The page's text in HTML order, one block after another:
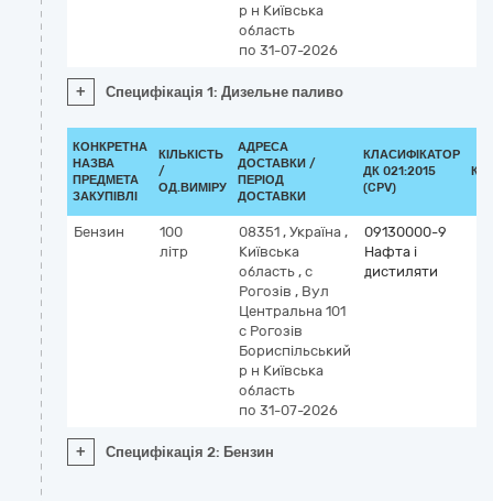
р н Київська
область
по 31-07-2026
+ Специфікація 1: Дизельне паливо
КОНКРЕТНА
НАЗВА
ПРЕДМЕТА
ЗАКУПІВЛІ
КІЛЬКІСТЬ
/
ОД.ВИМІРУ
АДРЕСА
ДОСТАВКИ /
ПЕРІОД
ДОСТАВКИ
КЛАСИФІКАТОР
ДК 021:2015
(CPV)
Бензин
100
літр
08351 , Україна ,
Київська
область , с
Рогозів , Вул
Центральна 101
с Рогозів
Бориспільський
р н Київська
область
по 31-07-2026
09130000-9
Нафта і
дистиляти
+ Специфікація 2: Бензин